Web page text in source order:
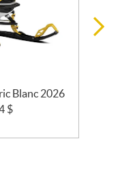
Blanc 2026
$